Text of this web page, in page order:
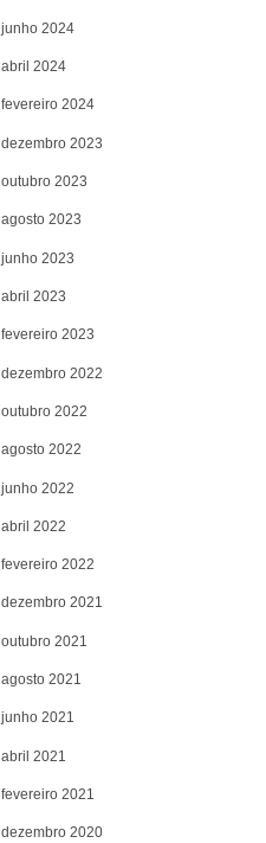
junho 2024
abril 2024
fevereiro 2024
dezembro 2023
outubro 2023
agosto 2023
junho 2023
abril 2023
fevereiro 2023
dezembro 2022
outubro 2022
agosto 2022
junho 2022
abril 2022
fevereiro 2022
dezembro 2021
outubro 2021
agosto 2021
junho 2021
abril 2021
fevereiro 2021
dezembro 2020